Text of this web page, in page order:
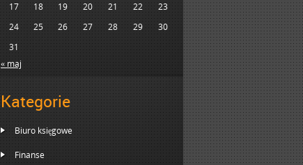
17
18 19 20 21 22
23
24
25 26 27 28 29
30
31
« maj
Kategorie
Biuro księgowe
Finanse